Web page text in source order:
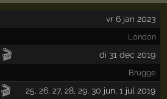
vr 6 jan 2023
London
🎬 di 31 dec 2019
Brugge
🎬 25, 26, 27, 28, 29, 30 jun, 1 jul 2019